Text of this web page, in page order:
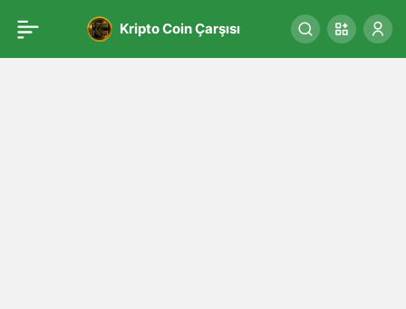
Kripto Coin Çarşısı